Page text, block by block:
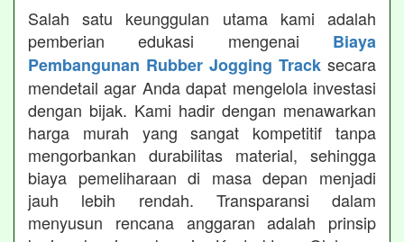
Salah satu keunggulan utama kami adalah
pemberian edukasi mengenai Biaya
Pembangunan Rubber Jogging Track secara
mendetail agar Anda dapat mengelola investasi
dengan bijak. Kami hadir dengan menawarkan
harga murah yang sangat kompetitif tanpa
mengorbankan durabilitas material, sehingga
biaya pemeliharaan di masa depan menjadi
jauh lebih rendah. Transparansi dalam
menyusun rencana anggaran adalah prinsip